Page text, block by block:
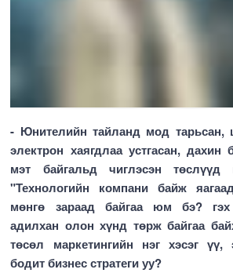
- Юнителийн тайланд мод тарьсан,
электрон хаягдлаа устгасан, дахин
мэт байгальд чиглэсэн төслүүд
"Технологийн компани байж
мөнгө зараад байгаа юм бэ? гэх
адилхан олон хүнд төрж байгаа
төсөл маркетингийн нэг хэсэг
бодит бизнес стратеги уу?